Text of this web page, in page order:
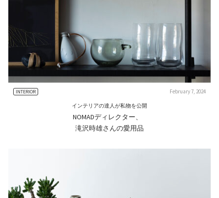
INTERIOR February 7, 2024
インテリアの達人が私物を公開
NOMADディレクター、
滝沢時雄さんの愛用品